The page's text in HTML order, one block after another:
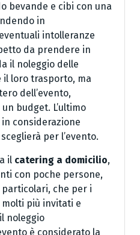
bevande e cibi con una
in
intolleranze
da prendere in
il noleggio delle
loro trasporto, ma
dell’evento,
budget. L’ultimo
considerazione
per l’evento.
il catering a domicilio,
con poche persone,
che per i
più invitati e
noleggio
è considerato la